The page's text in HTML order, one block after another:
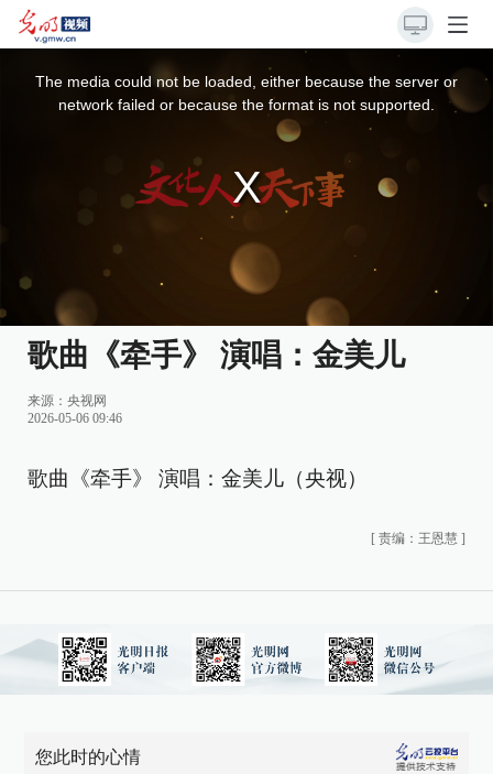
The media could not be loaded, either because the server or
network failed or because the format is not supported.
歌曲《牵手》 演唱：金美儿
来源： 央视网
2026-05-06 09:46
歌曲《牵手》 演唱：金美儿（央视）
[ 责编：王恩慧 ]
您此时的心情